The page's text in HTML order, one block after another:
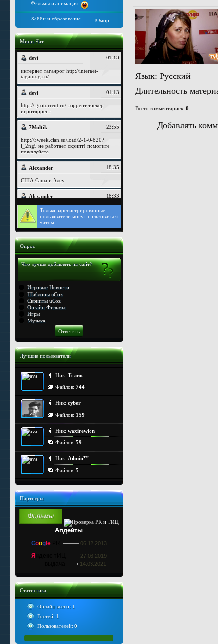
Фильмы и анимация
Хобби и образование Юмор
Мини-Чат
Только зарегистрированные
пользователи могут пользоваться
чатом.
Опрос
Что лучше добавлять на сайт?
Игровые Новости
Шаблоны uCoz
Скрипты uCoz
Онлайн Фильмы
Игры
Музыка
Лучшие пользователи
Ник: Толик
Файлов: 744
Ник: cyber
Файлов: 159
Ник: waxirewion
Файлов: 59
Ник: Admin™
Файлов: 5
Партнеры
Апдейты
Google 06.12.2013
Я 27.03.2019
14.03.2021
Статистика
Онлайн всего: 1
Гостей: 1
Пользователей: 0
Язык: Русский
Длительность
Всего комментариев: 0
Добавлять